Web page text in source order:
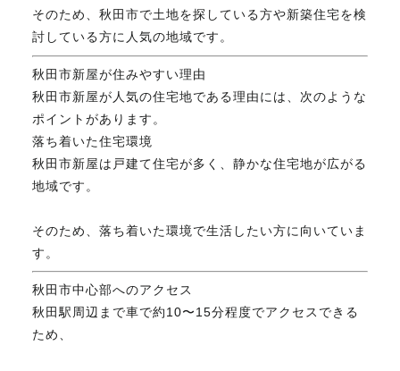
そのため、秋田市で土地を探している方や新築住宅を検
討している方に人気の地域です。
秋田市新屋が住みやすい理由
秋田市新屋が人気の住宅地である理由には、次のような
ポイントがあります。
落ち着いた住宅環境
秋田市新屋は戸建て住宅が多く、静かな住宅地が広がる
地域です。
そのため、落ち着いた環境で生活したい方に向いていま
す。
秋田市中心部へのアクセス
秋田駅周辺まで車で約10〜15分程度でアクセスできる
ため、